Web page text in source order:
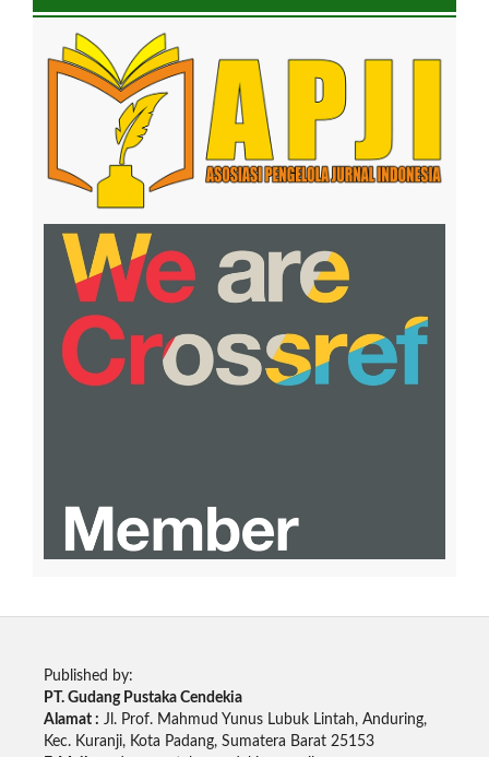
Published by:
PT. Gudang Pustaka Cendekia
Alamat : Jl. Prof. Mahmud Yunus Lubuk Lintah, Anduring,
Kec. Kuranji, Kota Padang, Sumatera Barat 25153